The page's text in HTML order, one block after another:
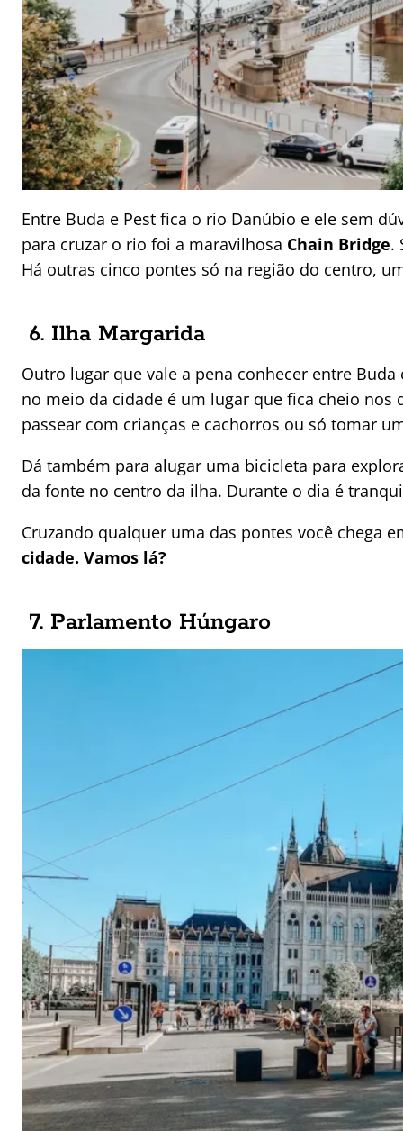
Entre Buda e Pest fica o rio Danúbio e ele sem
para cruzar o rio foi a maravilhosa Chain Bridge.
Há outras cinco pontes só na região do centro,
6. Ilha Margarida
Outro lugar que vale a pena conhecer entre Buda
no meio da cidade é um lugar que fica cheio
passear com crianças e cachorros ou só tomar
Dá também para alugar uma bicicleta para
da fonte no centro da ilha. Durante o dia é
Cruzando qualquer uma das pontes você chega
cidade. Vamos lá?
7. Parlamento Húngaro